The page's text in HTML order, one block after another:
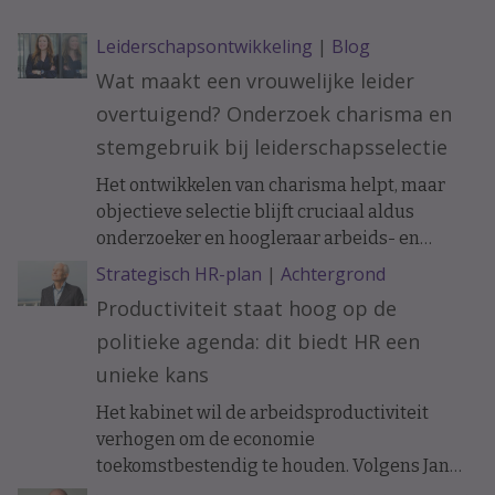
Leiderschapsontwikkeling | Blog
Wat maakt een vrouwelijke leider
overtuigend? Onderzoek charisma en
stemgebruik bij leiderschapsselectie
Het ontwikkelen van charisma helpt, maar
objectieve selectie blijft cruciaal aldus
onderzoeker en hoogleraar arbeids- en
organisatiepsychologie Janneke Oostrom.
Strategisch HR-plan | Achtergrond
Productiviteit staat hoog op de
politieke agenda: dit biedt HR een
unieke kans
Het kabinet wil de arbeidsproductiviteit
verhogen om de economie
toekomstbestendig te houden. Volgens Jan